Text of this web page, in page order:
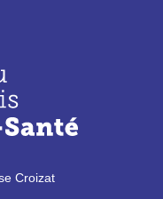
Croizat